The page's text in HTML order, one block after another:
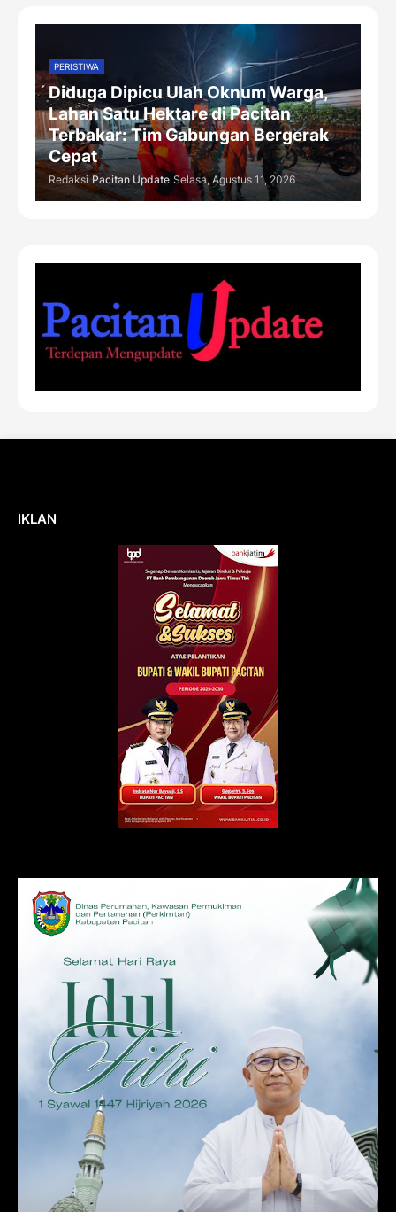
PERISTIWA
Diduga Dipicu Ulah Oknum Warga,
Lahan Satu Hektare di Pacitan
Terbakar: Tim Gabungan Bergerak
Cepat
Redaksi Pacitan Update Selasa, Agustus 11, 2026
IKLAN